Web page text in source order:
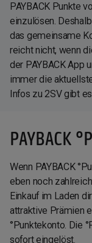
PAYBACK Punkte
einzulösen.
das gemeinsame
reicht nicht, wenn
der PAYBACK App
immer die
Infos zu 2SV gibt es
PAYBACK
Wenn PAYBACK
eben noch
Einkauf im Laden
attraktive Prämien
°Punktekonto. Die
sofort eingelöst.